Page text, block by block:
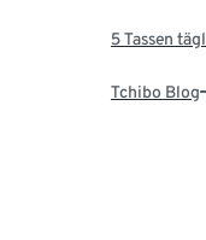
5 Tassen
Tchibo Blog